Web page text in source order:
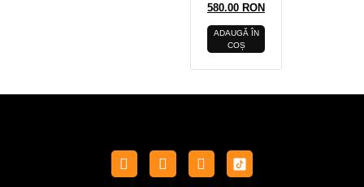
580.00 RON
ADAUGĂ ÎN
COȘ